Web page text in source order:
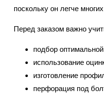
поскольку он легче
Перед заказом важно
подбор
использование
изготовление
перфорация под